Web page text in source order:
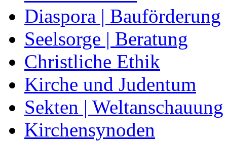
Diaspora | Bauförderung
Seelsorge | Beratung
Christliche Ethik
Kirche und Judentum
Sekten | Weltanschauung
Kirchensynoden